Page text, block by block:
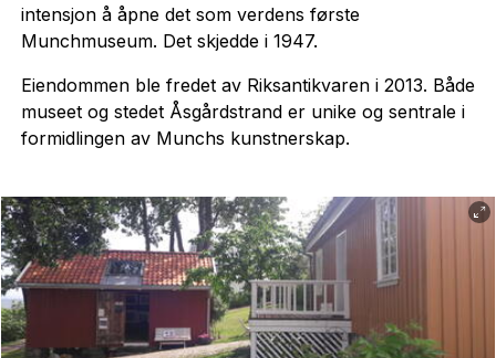
intensjon å åpne det som verdens første
Munchmuseum. Det skjedde i 1947.
Eiendommen ble fredet av Riksantikvaren i 2013. Både
museet og stedet Åsgårdstrand er unike og sentrale i
formidlingen av Munchs kunstnerskap.